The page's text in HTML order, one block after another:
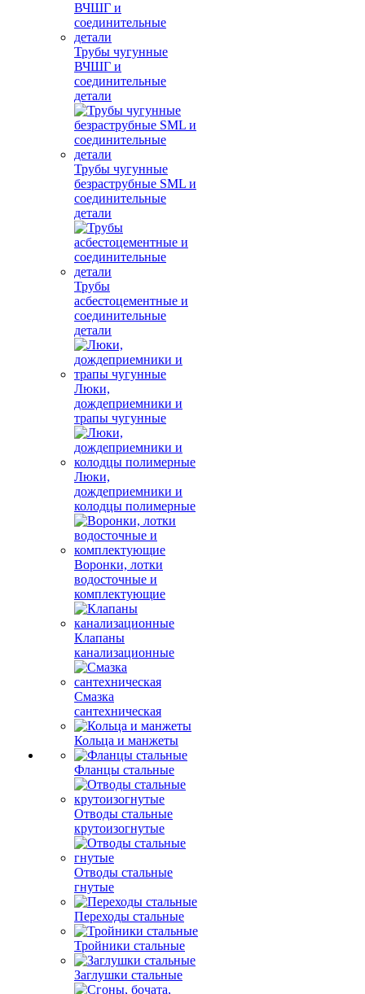
Трубы чугунные
ВЧШГ и
соединительные
детали
Трубы чугунные
безраструбные SML и
соединительные
детали
Трубы
асбестоцементные и
соединительные
детали
Люки,
дождеприемники и
трапы чугунные
Люки,
дождеприемники и
колодцы полимерные
Воронки, лотки
водосточные и
комплектующие
Клапаны
канализационные
Смазка
сантехническая
Кольца и манжеты
Фланцы стальные
Отводы стальные
крутоизогнутые
Отводы стальные
гнутые
Переходы стальные
Тройники стальные
Заглушки стальные